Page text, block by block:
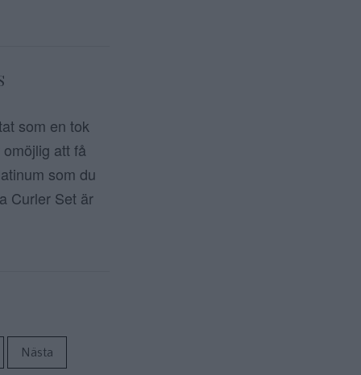
som en tok
att få
som du
Curler Set är
Nästa